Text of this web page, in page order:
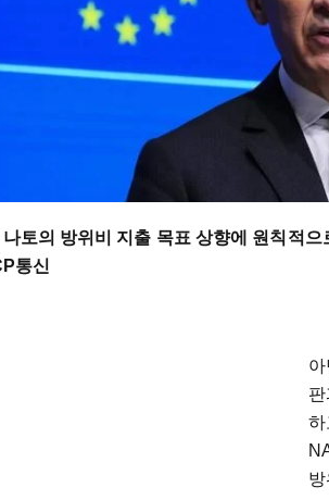
토의 방위비 지출 목표 상향에 원칙적
통신
하